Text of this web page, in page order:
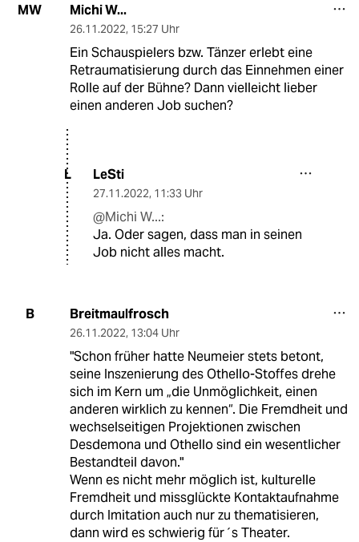
MW Michi W...
26.11.2022, 15:27 Uhr
Ein Schauspielers bzw. Tänzer erlebt eine
Retraumatisierung durch das Einnehmen einer
Rolle auf der Bühne? Dann vielleicht lieber
einen anderen Job suchen?
L LeSti
27.11.2022, 11:33 Uhr
@Michi W...:
Ja. Oder sagen, dass man in seinen
Job nicht alles macht.
B Breitmaulfrosch
26.11.2022, 13:04 Uhr
"Schon früher hatte Neumeier stets betont,
seine Inszenierung des Othello-Stoffes drehe
sich im Kern um „die Unmöglichkeit, einen
anderen wirklich zu kennen“. Die Fremdheit und
wechselseitigen Projektionen zwischen
Desdemona und Othello sind ein wesentlicher
Bestandteil davon."
Wenn es nicht mehr möglich ist, kulturelle
Fremdheit und missglückte Kontaktaufnahme
durch Imitation auch nur zu thematisieren,
dann wird es schwierig für´s Theater.